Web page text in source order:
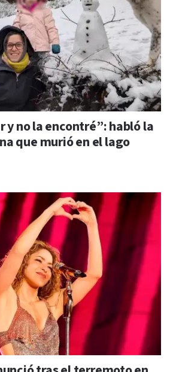
y no la encontré”: habló la
que murió en el lago